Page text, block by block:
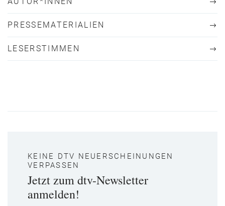
PRESSEMATERIALIEN
LESERSTIMMEN
KEINE DTV NEUERSCHEINUNGEN
VERPASSEN
Jetzt zum dtv-Newsletter
anmelden!